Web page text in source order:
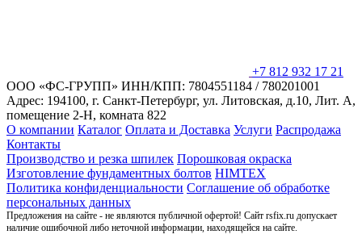
+7 812 932 17 21
ООО «ФС-ГРУПП» ИНН/КПП: 7804551184 / 780201001
Адрес: 194100, г. Санкт-Петербург, ул. Литовская, д.10, Лит. А,
помещение 2-Н, комната 822
О компании Каталог Оплата и Доставка Услуги Распродажа
Контакты
Производство и резка шпилек Порошковая окраска
Изготовление фундаментных болтов HIMTEX
Политика конфиденциальности Соглашение об обработке
персональных данных
Предложения на сайте - не являются публичной офертой! Сайт rsfix.ru допускает
наличие ошибочной либо неточной информации, находящейся на сайте.